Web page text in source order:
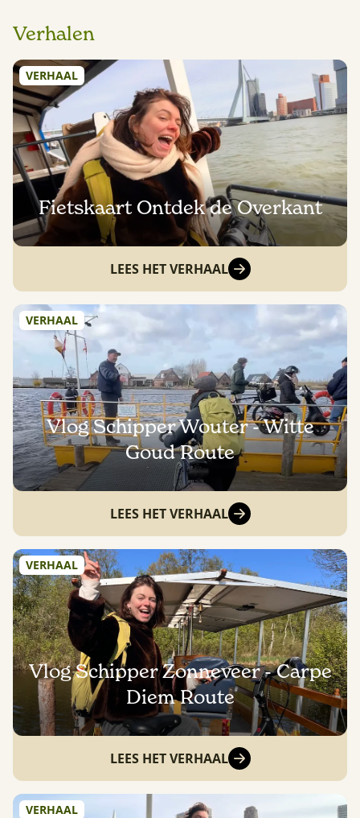
Verhalen
VERHAAL
Fietskaart Ontdek de Overkant
LEES HET VERHAAL
VERHAAL
Vlog Schipper Wouter - Witte
Goud Route
LEES HET VERHAAL
VERHAAL
Vlog Schipper Zonneveer - Carpe
Diem Route
LEES HET VERHAAL
VERHAAL